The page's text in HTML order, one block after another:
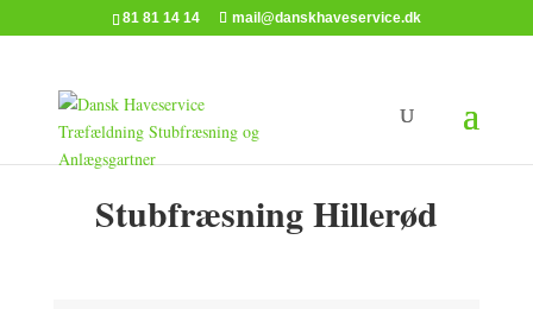
81 81 14 14 mail@danskhaveservice.dk
Stubfræsning Hillerød